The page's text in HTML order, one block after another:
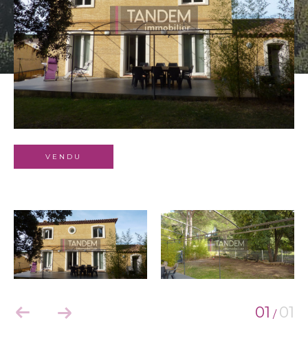
VENDU
01 / 01
Budget
Surface
Surface
Pièces
TERRASSE PARKING PISCINE
FILTRER PAR